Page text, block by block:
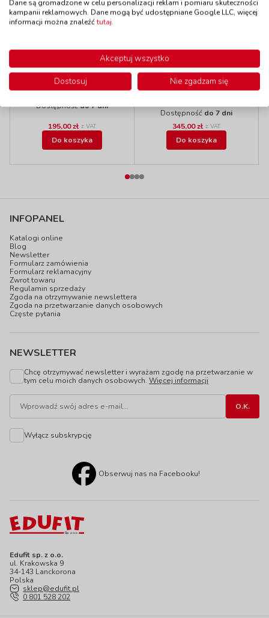
Polecamy
Pufa OKRĄG,
niebieska
kod: EDF501305
Dostępnośćdo 7 dni
195,00 zł z VAT
Do koszyka
Fotel SOFT Relax,
dla 1 dziecka, szary
Dostępność do 7 dni
345,00 zł z VAT
Do koszyka
Edufit sp. z o.o.
ul. Krakowska 9
34-143 Lanckorona
Polska
sklep@edufit.pl
0 801 528 202
INFOPANEL
Katalogi online
Blog
Newsletter
Formularz zamówienia
Formularz reklamacyjny
Zwrot towaru
Regulamin sprzedaży
Zgoda na otrzymywanie newslettera
Zgoda na przetwarzanie danych osobowych
Częste pytania
NEWSLETTER
Chcę otrzymywać newsletter i wyrażam zgodę na przetwarzanie w
tym celu moich danych osobowych. Więcej informacji
Wyłącz subskrypcję
Obserwuj nas na Facebooku!
Dane są gromadzone w celu personalizacji reklam i pomiaru skuteczności
kampanii reklamowych. Dane mogą być udostępniane Google LLC, więcej
informacji można znaleźćtutaj.
Akceptuj wszystko
Dostosuj
Nie zgadzam się